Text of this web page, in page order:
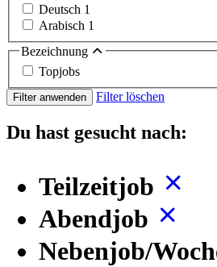
Deutsch 1
Arabisch 1
Bezeichnung
Topjobs
Filter anwenden Filter löschen
Du hast gesucht nach:
Teilzeitjob
Abendjob
Nebenjob/